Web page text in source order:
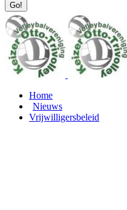
Home
Nieuws
Vrijwilligersbeleid